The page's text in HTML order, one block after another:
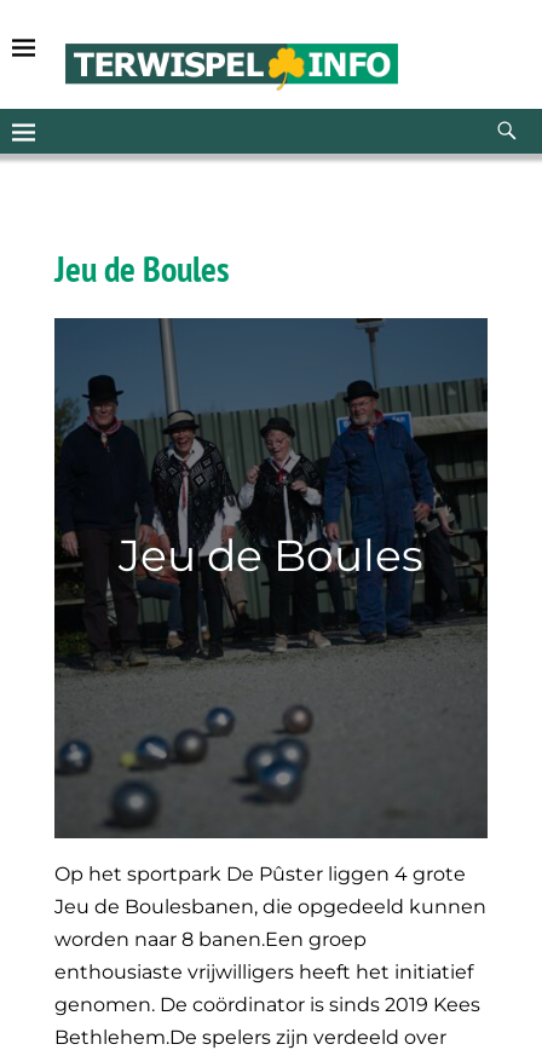
Jeu de Boules
Jeu de Boules
Op het sportpark De Pûster liggen 4 grote
Jeu de Boulesbanen, die opgedeeld kunnen
worden naar 8 banen.Een groep
enthousiaste vrijwilligers heeft het initiatief
genomen. De coördinator is sinds 2019 Kees
Bethlehem.De spelers zijn verdeeld over